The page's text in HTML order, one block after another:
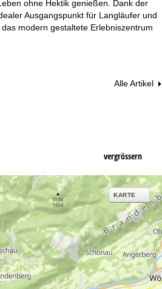
ohne Hektik genießen. Dank der
Ausgangspunkt für Langläufer und
modern gestaltete Erlebniszentrum
Alle Artikel
vergrössern
KARTE